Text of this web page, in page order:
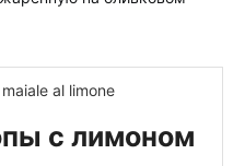
с лимоном